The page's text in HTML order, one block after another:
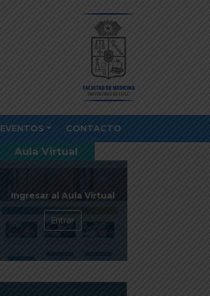
EVENTOS CONTACTO
Aula Virtual
Ingresar al Aula Virtual
Entrar